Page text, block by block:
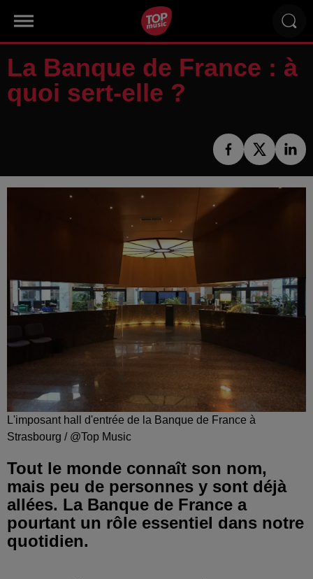
La Banque de France : à
quoi sert-elle ?
L'imposant hall d'entrée de la Banque de France à
Strasbourg / @Top Music
Tout le monde connaît son nom,
mais peu de personnes y sont déjà
allées. La Banque de France a
pourtant un rôle essentiel dans notre
quotidien.